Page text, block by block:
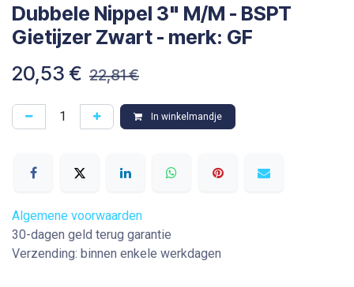
Dubbele Nippel 3" M/M - BSPT
Gietijzer Zwart - merk: GF
20,53 € 22,81€
In winkelmandje
Algemene voorwaarden
30-dagen geld terug garantie
Verzending: binnen enkele werkdagen